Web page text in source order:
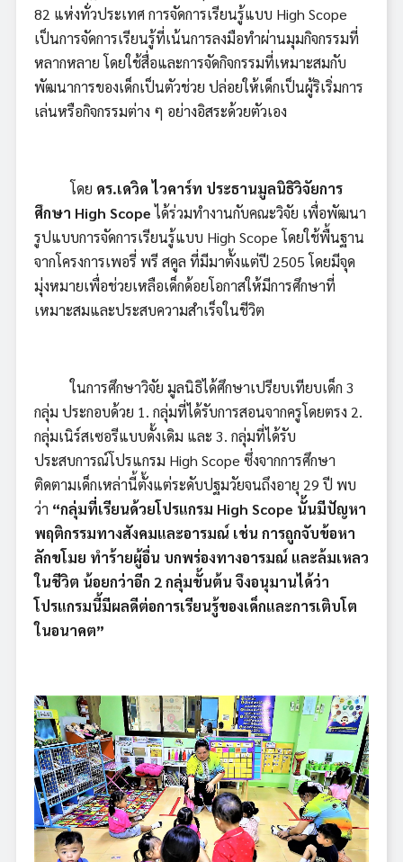
82 แห่งทั่วประเทศการจัดการเรียนรู้แบบ High Scope
เป็นการจัดการเรียนรู้ที่เน้นการลงมือทำผ่านมุมกิจกรรมที่
หลากหลาย โดยใช้สื่อและการจัดกิจกรรมที่เหมาะสมกับ
พัฒนาการของเด็กเป็นตัวช่วย ปล่อยให้เด็กเป็นผู้ริเริ่มการ
เล่นหรือกิจกรรมต่าง ๆ อย่างอิสระด้วยตัวเอง
โดย ดร.เดวิด ไวคาร์ท ประธานมูลนิธิวิจัยการ
ศึกษา High Scopeได้ร่วมทำงานกับคณะวิจัย เพื่อพัฒนา
รูปแบบการจัดการเรียนรู้แบบ High Scope โดยใช้พื้นฐาน
จากโครงการเพอรี่ พรี สคูล ที่มีมาตั้งแต่ปี 2505 โดยมีจุด
มุ่งหมายเพื่อช่วยเหลือเด็กด้อยโอกาสให้มีการศึกษาที่
เหมาะสมและประสบความสำเร็จในชีวิต
ในการศึกษาวิจัย มูลนิธิได้ศึกษาเปรียบเทียบเด็ก 3
กลุ่ม ประกอบด้วย 1. กลุ่มที่ได้รับการสอนจากครูโดยตรง 2.
กลุ่มเนิร์สเซอรีแบบดั้งเดิม และ 3. กลุ่มที่ได้รับ
ประสบการณ์โปรแกรม High Scope ซึ่งจากการศึกษา
ติดตามเด็กเหล่านี้ตั้งแต่ระดับปฐมวัยจนถึงอายุ 29 ปี พบ
ว่า “กลุ่มที่เรียนด้วยโปรแกรม High Scope นั้นมีปัญหา
พฤติกรรมทางสังคมและอารมณ์ เช่น การถูกจับข้อหา
ลักขโมย ทำร้ายผู้อื่น บกพร่องทางอารมณ์ และล้มเหลว
ในชีวิต น้อยกว่าอีก 2 กลุ่มขั้นต้น จึงอนุมานได้ว่า
โปรแกรมนี้มีผลดีต่อการเรียนรู้ของเด็กและการเติบโต
ในอนาคต”